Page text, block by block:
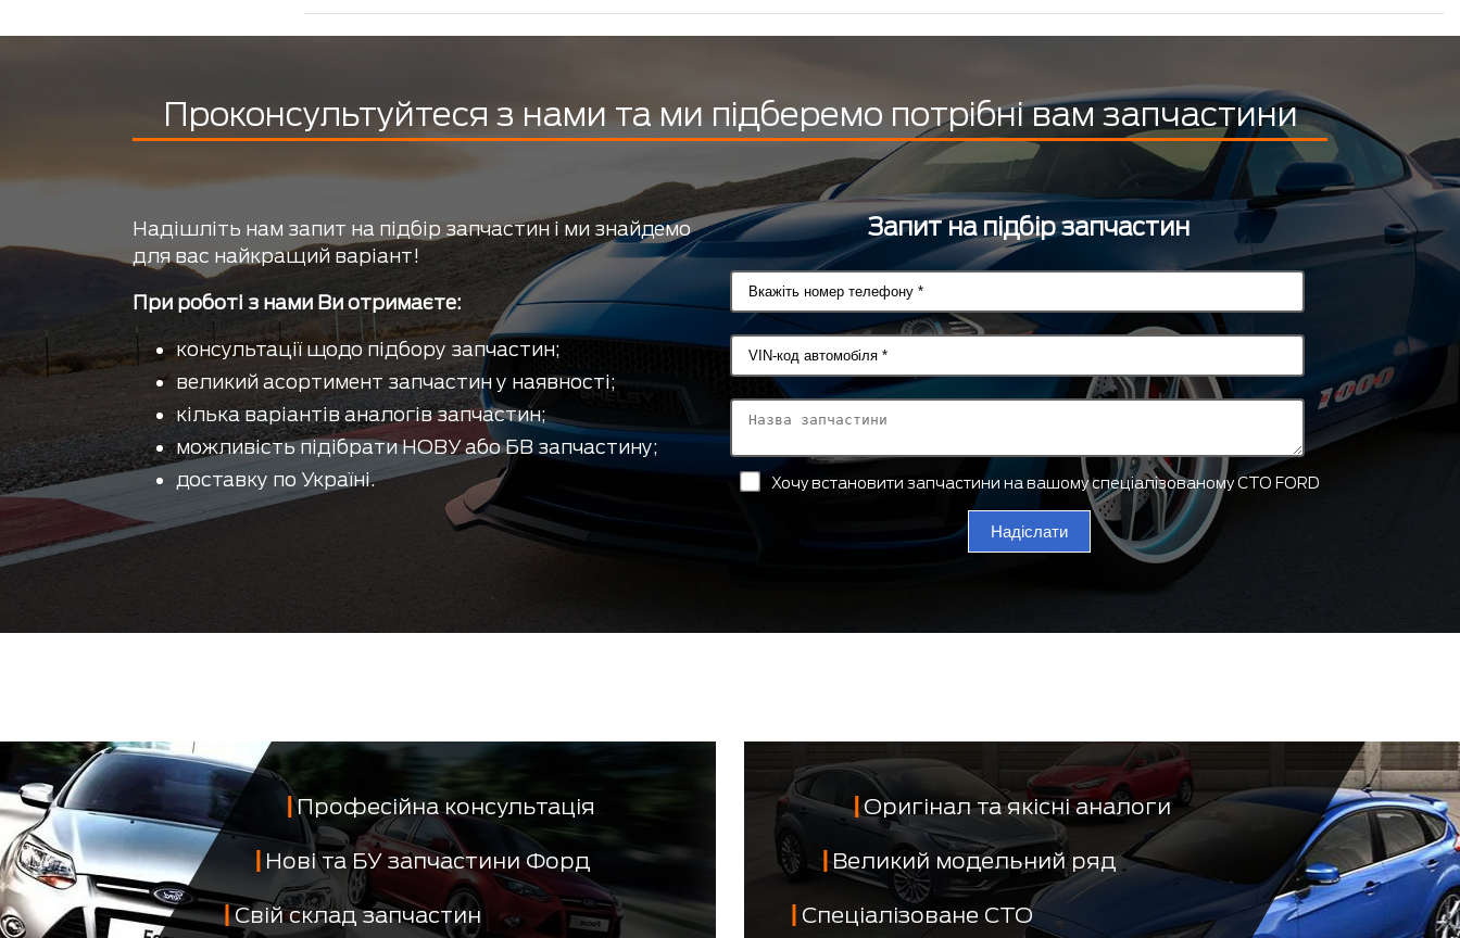
Проконсультуйтеся з нами та ми підберемо потрібні вам запчастини
Надішліть нам запит на підбір запчастин і ми знайдемо
для вас найкращий варіант!
При роботі з нами Ви отримаєте:
консультації щодо підбору запчастин;
великий асортимент запчастин у наявності;
кілька варіантів аналогів запчастин;
можливість підібрати НОВУ або БВ запчастину;
доставку по Україні.
Запит на підбір запчастин
Хочу встановити запчастини на вашому спеціалізованому СТО FORD
Надіслати
Професійна консультація
Нові та БУ запчастини Форд
Свій склад запчастин
Оригінал та якісні аналоги
Великий модельний ряд
Спеціалізоване СТО